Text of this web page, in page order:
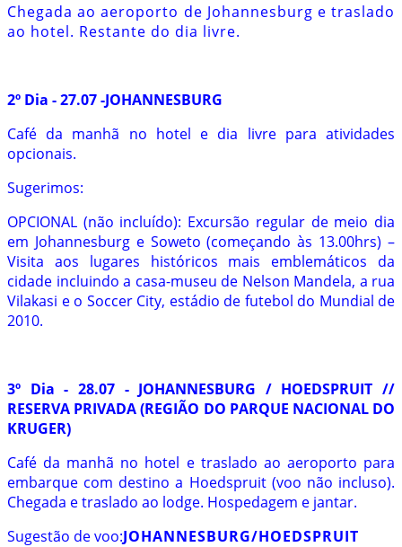
Chegada ao aeroporto de Johannesburg e traslado
ao hotel. Restante do dia livre.
2º Dia - 27.07 -JOHANNESBURG
Café da manhã no hotel e dia livre para atividades
opcionais.
Sugerimos:
OPCIONAL (não incluído): Excursão regular de meio dia
em Johannesburg e Soweto (começando às 13.00hrs) –
Visita aos lugares históricos mais emblemáticos da
cidade incluindo a casa-museu de Nelson Mandela, a rua
Vilakasi e o Soccer City, estádio de futebol do Mundial de
2010.
3º Dia - 28.07 - JOHANNESBURG / HOEDSPRUIT //
RESERVA PRIVADA (REGIÃO DO PARQUE NACIONAL DO
KRUGER)
Café da manhã no hotel e traslado ao aeroporto para
embarque com destino a Hoedspruit (voo não incluso).
Chegada e traslado ao lodge. Hospedagem e jantar.
Sugestão de voo:JOHANNESBURG/HOEDSPRUIT